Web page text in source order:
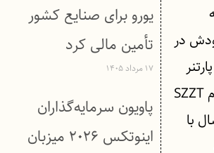
در
چینی خودش به نام SZZT
با
یورو برای صنایع کشور
تأمین مالی کرد
۱۷ مرداد ۱۴۰۵
پاویون سرمایه‌گذاران
اینوتکس ۲۰۲۶ میزبان